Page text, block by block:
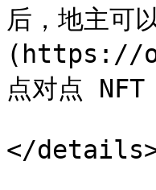
后，地主
(https://
点对点 NFT
</